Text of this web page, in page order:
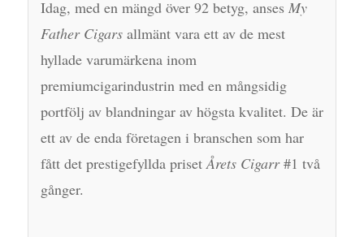
Idag, med en mängd över 92 betyg, anses My
Father Cigarsallmänt vara ett av de mest
hyllade varumärkena inom
premiumcigarindustrin med en mångsidig
portfölj av blandningar av högsta kvalitet. De är
ett av de enda företagen i branschen som har
fått det prestigefyllda prisetÅrets Cigarr#1 två
gånger.